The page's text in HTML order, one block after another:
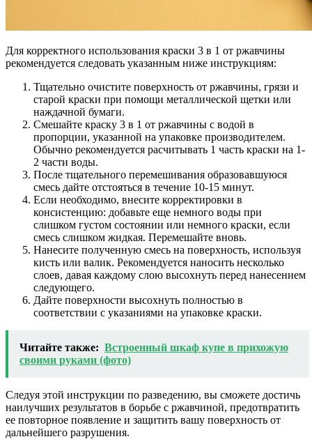
Для корректного использования краски 3 в 1 от ржавчины
рекомендуется следовать указанным ниже инструкциям:
Тщательно очистите поверхность от ржавчины, грязи и
старой краски при помощи металлической щетки или
наждачной бумаги.
Смешайте краску 3 в 1 от ржавчины с водой в
пропорции, указанной на упаковке производителем.
Обычно рекомендуется расчитывать 1 часть краски на 1-
2 части воды.
После тщательного перемешивания образовавшуюся
смесь дайте отстояться в течение 10-15 минут.
Если необходимо, внесите корректировки в
консистенцию: добавьте еще немного воды при
слишком густом состоянии или немного краски, если
смесь слишком жидкая. Перемешайте вновь.
Нанесите полученную смесь на поверхность, используя
кисть или валик. Рекомендуется наносить несколько
слоев, давая каждому слою высохнуть перед нанесением
следующего.
Дайте поверхности высохнуть полностью в
соответствии с указаниями на упаковке краски.
Читайте также: Встроенный шкаф купе в прихожую
своими руками (фото)
Следуя этой инструкции по разведению, вы сможете достичь
наилучших результатов в борьбе с ржавчиной, предотвратить
ее повторное появление и защитить вашу поверхность от
дальнейшего разрушения.